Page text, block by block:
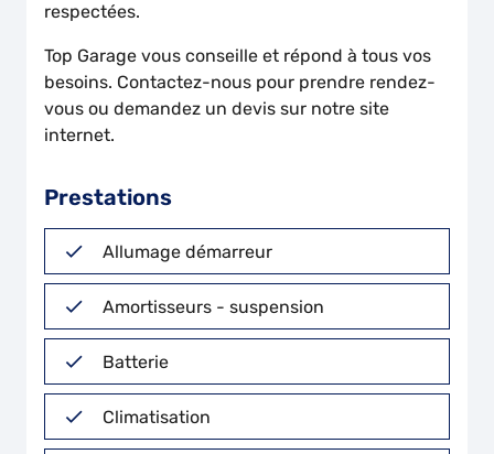
respectées.
Top Garage vous conseille et répond à tous vos
besoins. Contactez-nous pour prendre rendez-
vous ou demandez un devis sur notre site
internet.
Prestations
Allumage démarreur
Amortisseurs - suspension
Batterie
Climatisation